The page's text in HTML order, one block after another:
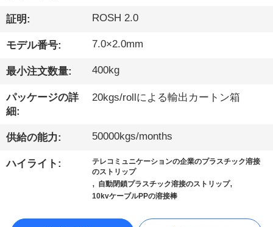
オ
私
た
ち
に
証明: ROSH 2.0
モデル番号: 7.0×2.0mm
最小注文数量: 400kg
パッケージの詳
細:
20kgs/rollによる輸出カートン箱
供給の能力: 50000kgs/months
ハイライト:
テレコミュニケーションの企業のプラスチック溶接
のストリップ
, 自動閉鎖プラスチック溶接のストリップ,
10kvケーブルPPの溶接棒